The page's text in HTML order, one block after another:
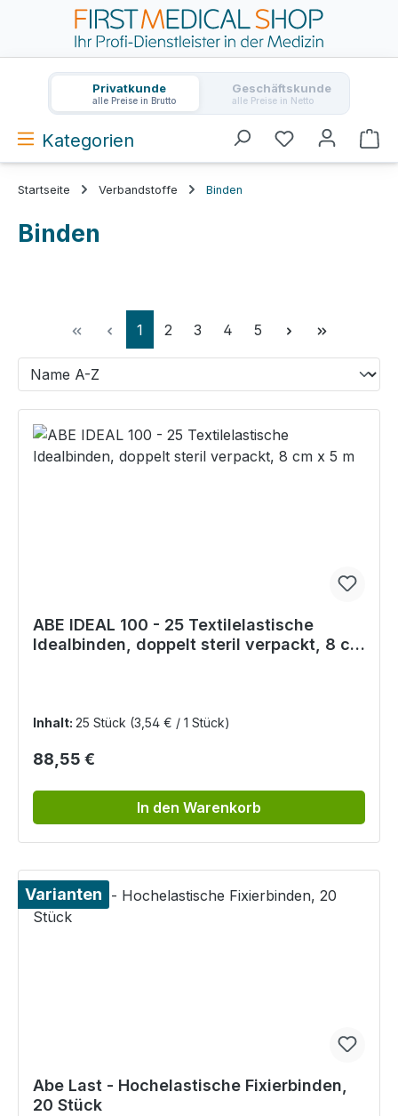
Zum Hauptinhalt springen
Privatkunde
alle Preise in Brutto
Geschäftskunde
alle Preise in Netto
Kategorien
Startseite Verbandstoffe Binden
Binden
Seite
1 Seite
2 Seite
3 Seite
4 Seite
5
ABE IDEAL 100 - 25 Textilelastische
Idealbinden, doppelt steril verpackt, 8 cm
Inhalt: 25 Stück (3,54 € / 1 Stück)
Regulärer Preis:
88,55 €
In den Warenkorb
Varianten
Abe Last - Hochelastische Fixierbinden,
20 Stück